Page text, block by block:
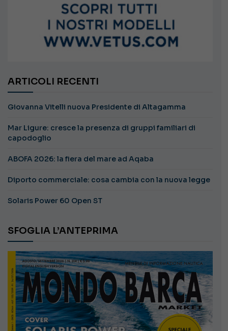
ARTICOLI RECENTI
Giovanna Vitelli nuova Presidente di Altagamma
Mar Ligure: cresce la presenza di gruppi familiari di
capodoglio
ABOFA 2026: la fiera del mare ad Aqaba
Diporto commerciale: cosa cambia con la nuova legge
Solaris Power 60 Open ST
SFOGLIA L’ANTEPRIMA